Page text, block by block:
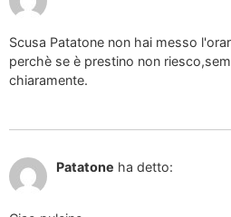
Scusa Patatone non hai messo
perchè se è prestino non
chiaramente.
Patatone ha detto: